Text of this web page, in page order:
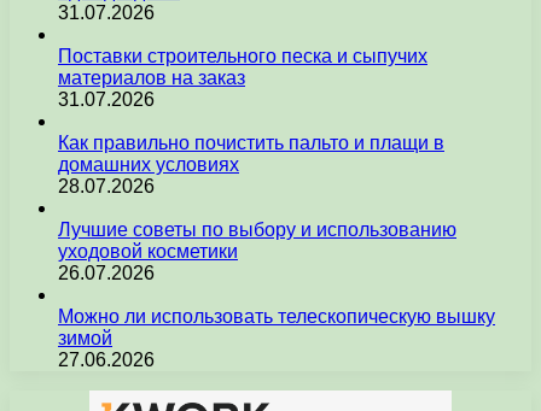
31.07.2026
Поставки строительного песка и сыпучих
материалов на заказ
31.07.2026
Как правильно почистить пальто и плащи в
домашних условиях
28.07.2026
Лучшие советы по выбору и использованию
уходовой косметики
26.07.2026
Можно ли использовать телескопическую вышку
зимой
27.06.2026